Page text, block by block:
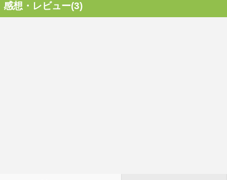
感想・レビュー(3)